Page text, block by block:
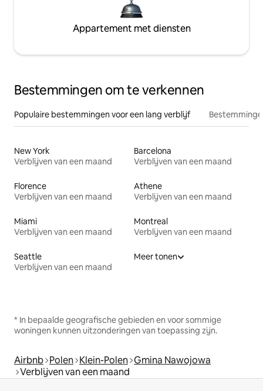
Appartement met diensten
Bestemmingen om te verkennen
Populaire bestemmingen voor een lang verblijf
New York
Verblijven van een maand
Barcelona
Verblijven van een maand
Florence
Verblijven van een maand
Athene
Verblijven van een maand
Miami
Verblijven van een maand
Montreal
Verblijven van een maand
Seattle
Verblijven van een maand
Meer tonen
* In bepaalde geografische gebieden en voor sommige
woningen kunnen uitzonderingen van toepassing zijn.
Airbnb Polen Klein-Polen Gmina Nawojowa
Verblijven van een maand